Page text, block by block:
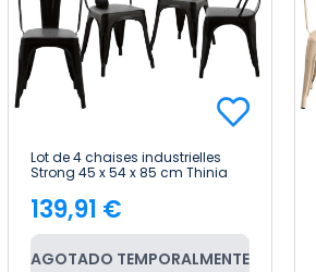
Lot de 4 chaises industrielles
Strong 45 x 54 x 85 cm Thinia
Price
139,91 €
AGOTADO TEMPORALMENTE